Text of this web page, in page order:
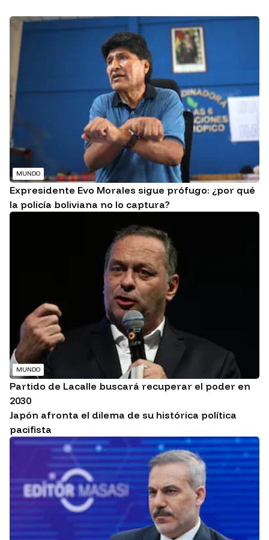
MUNDO
Expresidente Evo Morales sigue prófugo: ¿por qué
la policía boliviana no lo captura?
MUNDO
Partido de Lacalle buscará recuperar el poder en
2030
Japón afronta el dilema de su histórica política
pacifista